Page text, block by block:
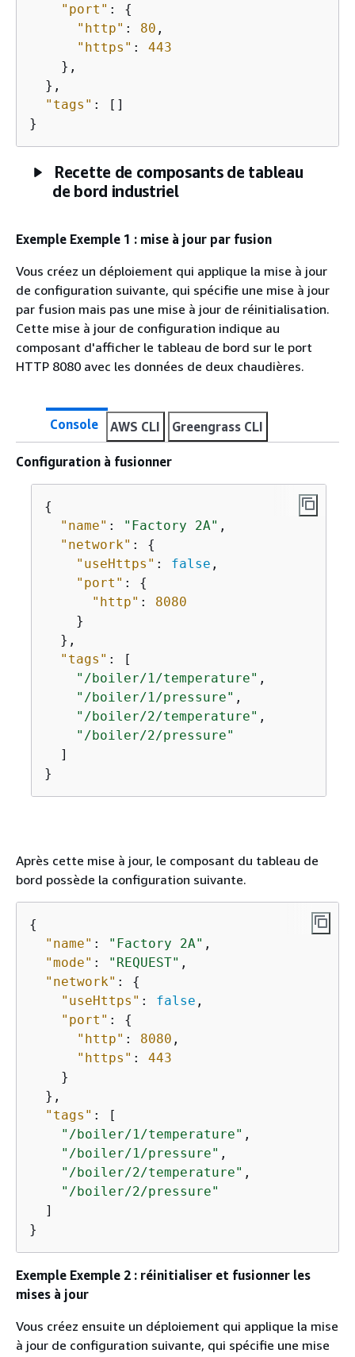
"port" : {
"http" : 80 ,
"https" : 443
    },
  },
"tags" : []
}
Recette de composants de tableau
de bord industriel
Exemple Exemple 1 : mise à jour par fusion
Vous créez un déploiement qui applique la mise à jour
de configuration suivante, qui spécifie une mise à jour
par fusion mais pas une mise à jour de réinitialisation.
Cette mise à jour de configuration indique au
composant d'afficher le tableau de bord sur le port
HTTP 8080 avec les données de deux chaudières.
Console AWS CLI Greengrass CLI
Configuration à fusionner
{
"name" : "Factory 2A" ,
"network" : {
"useHttps" : false ,
"port" : {
"http" : 8080
    }
  },
"tags" : [
"/boiler/1/temperature" ,
"/boiler/1/pressure" ,
"/boiler/2/temperature" ,
"/boiler/2/pressure"
  ]
}
Après cette mise à jour, le composant du tableau de
bord possède la configuration suivante.
{
"name" : "Factory 2A" ,
"mode" : "REQUEST" ,
"network" : {
"useHttps" : false ,
"port" : {
"http" : 8080 ,
"https" : 443
    }
  },
"tags" : [
"/boiler/1/temperature" ,
"/boiler/1/pressure" ,
"/boiler/2/temperature" ,
"/boiler/2/pressure"
  ]
}
Exemple Exemple 2 : réinitialiser et fusionner les
mises à jour
Vous créez ensuite un déploiement qui applique la mise
à jour de configuration suivante, qui spécifie une mise